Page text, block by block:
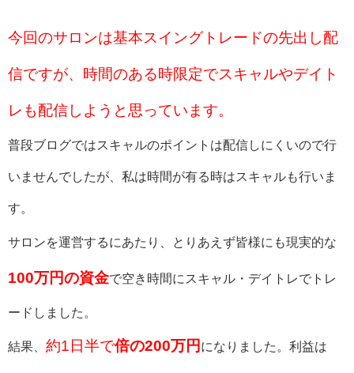
今回のサロンは基本スイングトレードの先出し配
信ですが、時間のある時限定でスキャルやデイト
レも配信しようと思っています。
普段ブログではスキャルのポイントは配信しにくいので行
いませんでしたが、私は時間が有る時はスキャルも行いま
す。
サロンを運営するにあたり、 とりあえず皆様にも現実的な
100万円の資金で空き時間にスキャル・デイトレでトレ
ードしました。
結果、 約1日半で倍の200万円 になりました。 利益は